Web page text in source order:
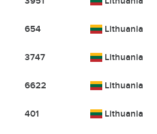
654 Lithuania
3747 Lithuania
6622 Lithuania
401 Lithuania